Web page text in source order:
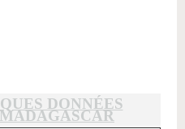
DONNÉES